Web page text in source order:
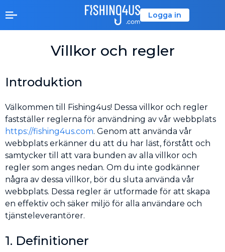
Logga in
Villkor och regler
Introduktion
Välkommen till Fishing4us! Dessa villkor och regler
fastställer reglerna för användning av vår webbplats
https://fishing4us.com. Genom att använda vår
webbplats erkänner du att du har läst, förstått och
samtycker till att vara bunden av alla villkor och
regler som anges nedan. Om du inte godkänner
några av dessa villkor, bör du sluta använda vår
webbplats. Dessa regler är utformade för att skapa
en effektiv och säker miljö för alla användare och
tjänsteleverantörer.
1. Definitioner